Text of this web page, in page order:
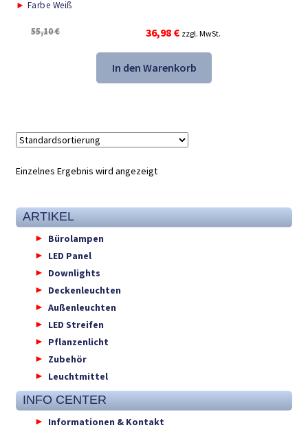
► Farbe Weiß
55,10€
Ursprünglicher
Preis
war:
55,10 €
36,98 €Aktueller
Preis
ist:
36,98 €.
zzgl. MwSt.
In den Warenkorb
Einzelnes Ergebnis wird angezeigt
ARTIKEL
Bürolampen
LED Panel
Downlights
Deckenleuchten
Außenleuchten
LED Streifen
Pflanzenlicht
Zubehör
Leuchtmittel
INFO CENTER
Informationen & Kontakt